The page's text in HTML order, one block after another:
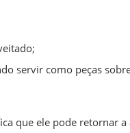
servir como peças
que ele pode retornar